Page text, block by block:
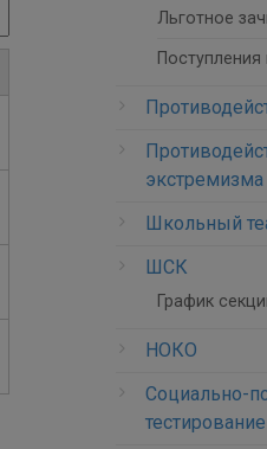
Льготное
Школьный
ШСК
График
НОКО
Социально-
тестирование